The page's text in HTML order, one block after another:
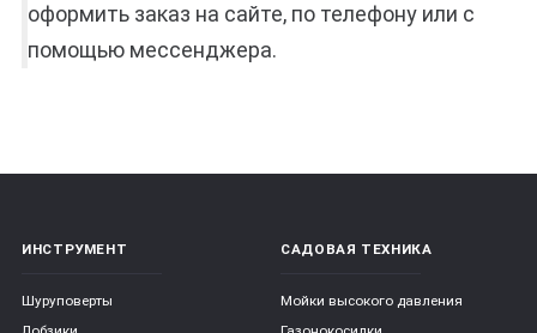
оформить заказ на сайте, по телефону или с
помощью мессенджера.
ИНСТРУМЕНТ
Шуруповерты
САДОВАЯ ТЕХНИКА
Мойки высокого давления